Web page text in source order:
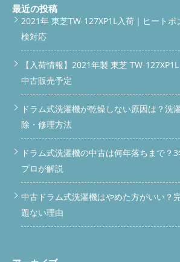
size: 16px; color: #333; margin: 20px 0; /* 上
height: 1.5; } /* ボタン共通設定 */ .vertical-
display: inline-block; font-weight: bold; font-
14px 28px; width: 220px; /* 幅統一 */
decoration: none; transition: opacity 0.3s;
margin: 0 auto; /* 中央揃え */ } /* サービス
.vertical-link-block .service-button {
color: #fff; } .vertical-link-block .service-
0.9; } /* 料金表ボタン：オレンジ */ .vertical-
button { background-color: #FF7A2D;
block .price-button:hover { opacity: 0.9; } 続
な小さなお困りごともご相談ください。 便利
理由 年間500台以上の実績 各メーカーの弱
ら部品交換まで一括対応 出張で持ち込み不要
ただける体制を整えています。 Q&A Q. 作業
すか？A. 症状にもよりますが、目安は2〜3
張費はかかりますか？A. 西東京市・近隣エ
います。 Q. 修理とクリーニングを同時にお
はい、可能です。同時に行うことで効率的に
ー外れによる水漏れ 応急処置では解決せず
高額修理につながる 自分で直すのは難しく、
さい。 お問い合わせはこちらから 洗濯機の
ら、便利屋BUZZへお気軽にご相談ください。
公式LINEスクロールバー #scroll-bar {
/* 最初は画面外 */ left: 0; width: 100%;
#00C73C; /* 緑色 */ padding: 12px 10px;
index: 9999; box-shadow: 0 2px 5px
text-decoration: none; }
ィルター・排水口・ホース清掃後 専用の道具
り洗浄！目詰まりも解消され、スムーズに
ました。見た目もスッキリして、イヤなニオ
水カバー清掃前 脱水カバーの内側には、繊維
りついていました。これが洗濯物の黒いカ
ることもあります。 脱水カバー清掃後 こび
除去し、清潔でピカピカの状態に。これで洗
なくなります。 ドラム槽清掃前 普段見えな
は汚れの温床。カビや洗剤カスが固まり、
います。 ドラム槽清掃後 分解洗浄で隅々ま
様の清潔さを取り戻しました！見た目だけで
がりにもハッキリ差が出ます。 清掃後の変化
んなに汚れてるとは思っていなかったので
れで安心して次の方にお譲りできます！」 分
BUZZに頼んでよかった！と思われる理由
績 ドラム洗濯機の分解クリーニングを専門に
屋BUZZ」では、年間500台以上の作業実績
い業者だと壊すリスクも。当店では各メーカ
最近の投稿
2021年 東芝TW-127XP1L入荷｜ヒートポ
検対応
【入荷情報】2021年製 東芝 TW-
中古販売予定
ドラム式洗濯機が乾燥しない原因は？洗
除・修理方法
ドラム式洗濯機の中古は何年落ちまで？
プロが解説
中古ドラム式洗濯機はやめた方がいい？
題ない理由